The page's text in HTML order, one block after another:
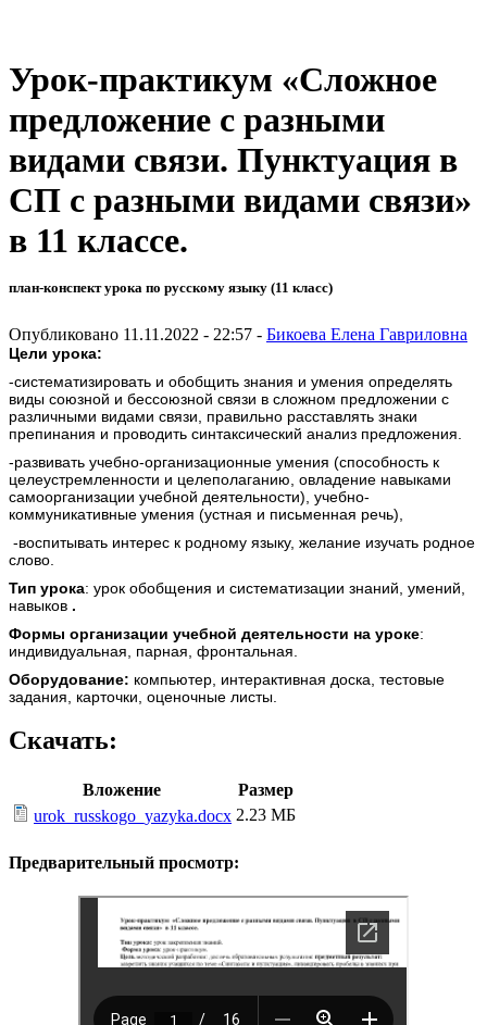
Урок-практикум «Сложное
предложение с разными
видами связи. Пунктуация в
СП с разными видами связи»
в 11 классе.
план-конспект урока по русскому языку (11 класс)
Опубликовано 11.11.2022 - 22:57 - Бикоева Елена Гавриловна
Цели урока:
-систематизировать и обобщить знания и умения определять
виды союзной и бессоюзной связи в сложном предложении с
различными видами связи, правильно расставлять знаки
препинания и проводить синтаксический анализ предложения.
-развивать учебно-организационные умения (способность к
целеустремленности и целеполаганию, овладение навыками
самоорганизации учебной деятельности), учебно-
коммуникативные умения (устная и письменная речь),
-воспитывать интерес к родному языку, желание изучать родное
слово.
Тип урока: урок обобщения и систематизации знаний, умений,
навыков .
Формы организации учебной деятельности на уроке:
индивидуальная, парная, фронтальная.
Оборудование: компьютер, интерактивная доска, тестовые
задания, карточки, оценочные листы.
Скачать:
Вложение
Размер
urok_russkogo_yazyka.docx 2.23 МБ
Предварительный просмотр: